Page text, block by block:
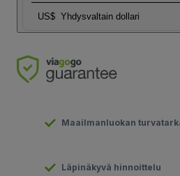
US$ Yhdysvaltain dollari
Maailmanluokan
Läpinäkyvä hinnoittelu